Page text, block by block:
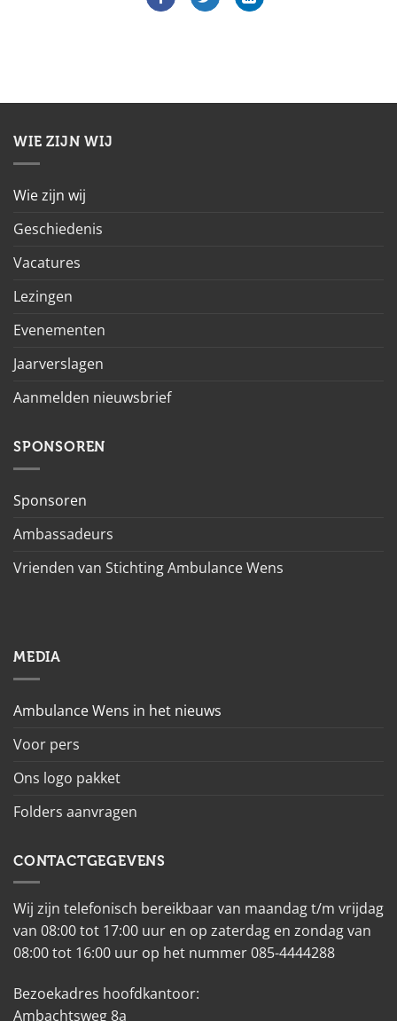
WIE ZIJN WIJ
Wie zijn wij
Geschiedenis
Vacatures
Lezingen
Evenementen
Jaarverslagen
Aanmelden nieuwsbrief
SPONSOREN
Sponsoren
Ambassadeurs
Vrienden van Stichting Ambulance Wens
MEDIA
Ambulance Wens in het nieuws
Voor pers
Ons logo pakket
Folders aanvragen
CONTACTGEGEVENS
Wij zijn telefonisch bereikbaar van maandag t/m vrijdag
van 08:00 tot 17:00 uur en op zaterdag en zondag van
08:00 tot 16:00 uur op het nummer 085-4444288
Bezoekadres hoofdkantoor:
Ambachtsweg 8a